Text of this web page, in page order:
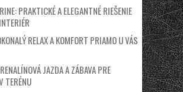
PRAKTICKÉ A ELEGANTNÉ RIEŠENIE
RELAX A KOMFORT PRIAMO U VÁS
JAZDA A ZÁBAVA PRE
TERÉNU